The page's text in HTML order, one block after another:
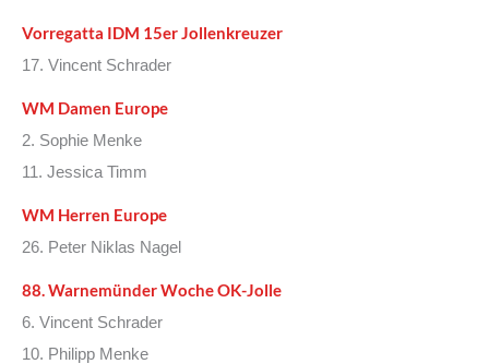
Vorregatta IDM 15er Jollenkreuzer
17. Vincent Schrader
WM Damen Europe
2. Sophie Menke
11. Jessica Timm
WM Herren Europe
26. Peter Niklas Nagel
88. Warnemünder Woche OK-Jolle
6. Vincent Schrader
10. Philipp Menke